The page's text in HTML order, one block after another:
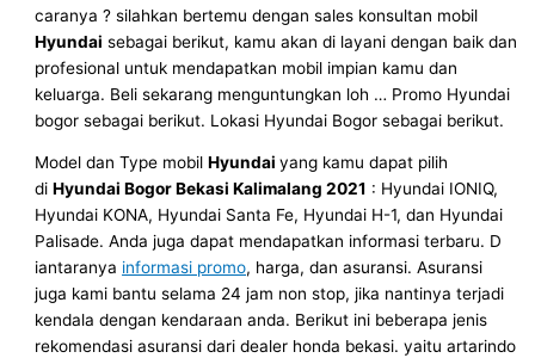
caranya ? silahkan bertemu dengan sales konsultan mobil
Hyundai sebagai berikut, kamu akan di layani dengan baik dan
profesional untuk mendapatkan mobil impian kamu dan
keluarga. Beli sekarang menguntungkan loh … Promo Hyundai
bogor sebagai berikut. Lokasi Hyundai Bogor sebagai berikut.
Model dan Type mobilHyundaiyang kamu dapat pilih
diHyundai Bogor Bekasi Kalimalang 2021 : Hyundai IONIQ,
Hyundai KONA, Hyundai Santa Fe, Hyundai H-1, dan Hyundai
Palisade. Anda juga dapat mendapatkan informasi terbaru. D
iantaranya informasi promo, harga, dan asuransi. Asuransi
juga kami bantu selama 24 jam non stop, jika nantinya terjadi
kendala dengan kendaraan anda. Berikut ini beberapa jenis
rekomendasi asuransi dari dealer honda bekasi. yaitu artarindo